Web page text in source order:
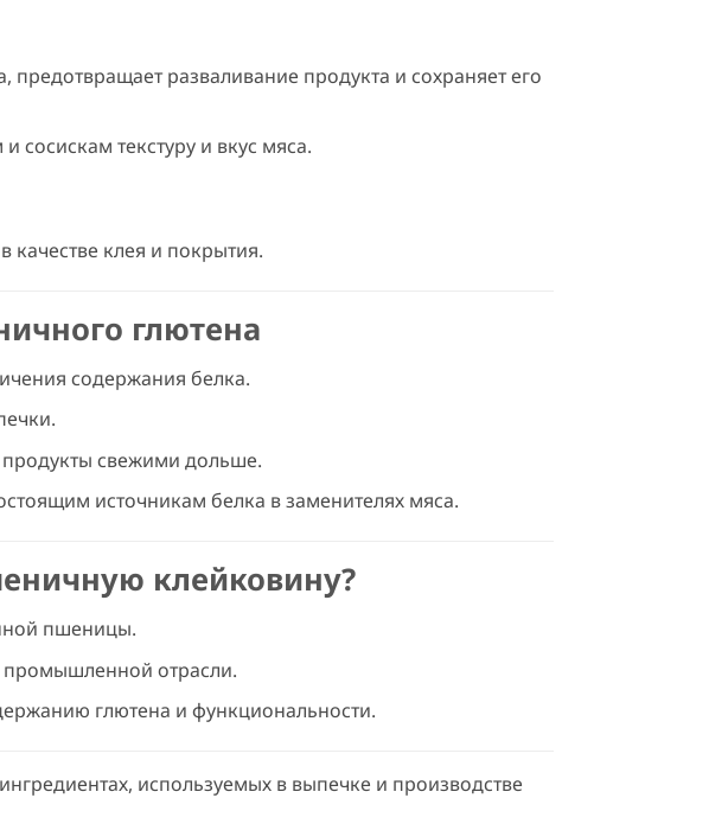
предотвращает разваливание продукта и сохраняет его
сосискам текстуру и вкус мяса.
качестве клея и покрытия.
глютена
содержания белка.
продукты свежими дольше.
источникам белка в заменителях мяса.
клейковину?
пшеницы.
промышленной отрасли.
глютена и функциональности.
используемых в выпечке и производстве